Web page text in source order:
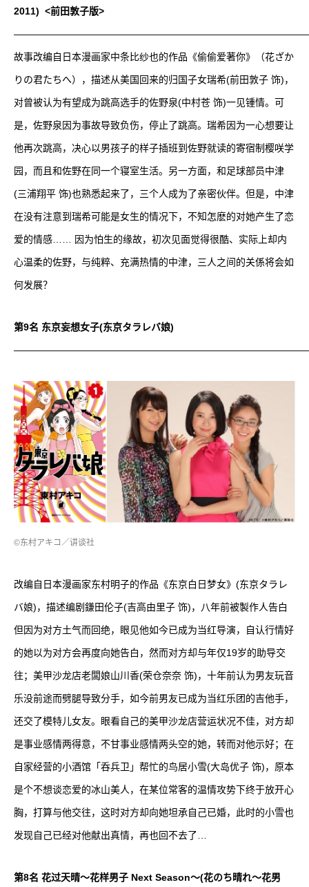
2011) <前田敦子版>
故事改编自日本漫画家中条比纱也的作品《偷偷爱著你》（花ざか
りの君たちへ），描述从美国回来的归国子女瑞希(前田敦子 饰)，
对曾被认为有望成为跳高选手的佐野泉(中村苍 饰)一见锺情。可
是，佐野泉因为事故导致负伤，停止了跳高。瑞希因为一心想要让
他再次跳高，决心以男孩子的样子插班到佐野就读的寄宿制樱咲学
园，而且和佐野在同一个寝室生活。另一方面，和足球部员中津
(三浦翔平 饰)也熟悉起来了，三个人成为了亲密伙伴。但是，中津
在没有注意到瑞希可能是女生的情况下，不知怎麽的对她产生了恋
爱的情感…… 因为怕生的缘故，初次见面觉得很酷、实际上却内
心温柔的佐野，与纯粹、充满热情的中津，三人之间的关係将会如
何发展？
第9名 东京妄想女子(东京タラレバ娘)
©东村アキコ／讲谈社
改编自日本漫画家东村明子的作品《东京白日梦女》(东京タラレ
バ娘)，描述编剧鎌田伦子(吉高由里子 饰)，八年前被製作人告白
但因为对方土气而回绝，眼见他如今已成为当红导演，自认行情好
的她以为对方会再度向她告白，然而对方却与年仅19岁的助导交
往；美甲沙龙店老闆娘山川香(荣仓奈奈 饰)，十年前认为男友玩音
乐没前途而劈腿导致分手，如今前男友已成为当红乐团的吉他手，
还交了模特儿女友。眼看自己的美甲沙龙店营运状况不佳，对方却
是事业感情两得意，不甘事业感情两头空的她，转而对他示好；在
自家经营的小酒馆「呑兵卫」帮忙的鸟居小雪(大岛优子 饰)，原本
是个不想谈恋爱的冰山美人，在某位常客的温情攻势下终于放开心
胸，打算与他交往，这时对方却向她坦承自己已婚，此时的小雪也
发现自己已经对他献出真情，再也回不去了…
第8名 花过天晴～花样男子 Next Season～(花のち晴れ～花男